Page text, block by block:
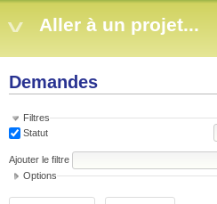
Aller à un projet...
Demandes
Filtres
Statut
Ajouter le filtre
Options